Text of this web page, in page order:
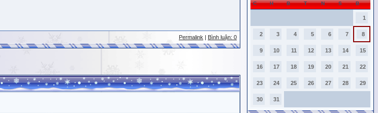
Permalink Bình luận: 0
C H B T N S B
1
2 3 4 5 6 7 8
9 10 11 12 13 14 15
16 17 18 19 20 21 22
23 24 25 26 27 28 29
30 31